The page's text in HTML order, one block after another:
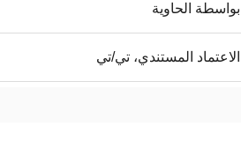
بواسطة الحاوية
الاعتماد المستندي، تي/تي